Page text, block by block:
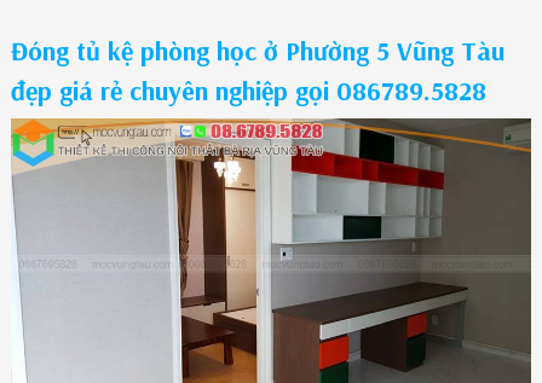
Đóng tủ kệ phòng học ở Phường 5 Vũng Tàu
đẹp giá rẻ chuyên nghiệp gọi 086789.5828